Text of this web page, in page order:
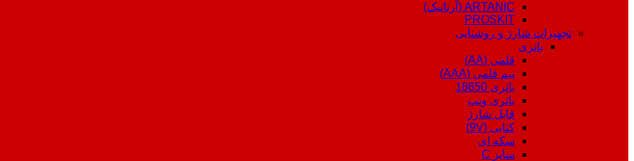
ARTANIC (آرتانیک)
PROSKIT
تجهیزات شارژ و روشنایی
باتری
قلمی (AA)
نیم قلمی (AAA)
باتری 18650
باتری ویپ
قابل شارژ
کتابی (9V)
سکه ای
سایز C